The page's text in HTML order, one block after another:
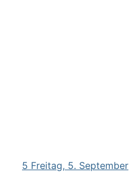
5 Freitag, 5. September